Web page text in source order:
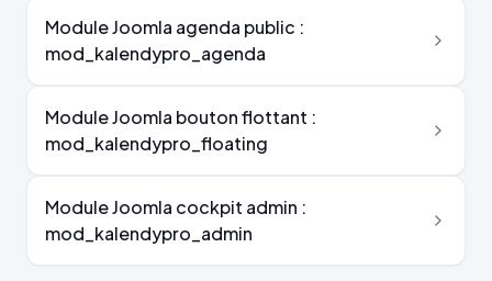
Module Joomla agenda public :
mod_kalendypro_agenda
Module Joomla bouton flottant :
mod_kalendypro_floating
Module Joomla cockpit admin :
mod_kalendypro_admin